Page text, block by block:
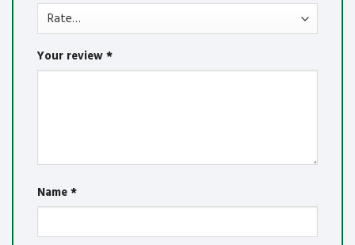
Your review*
Name*